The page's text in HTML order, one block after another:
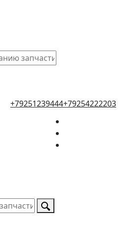
+79251239444+79254222203